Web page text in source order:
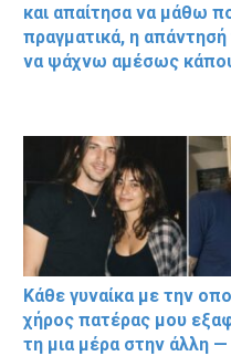
και απαίτησα να μάθω
πραγματικά, η
να ψάχνω αμέσως
Κάθε γυναίκα με την
χήρος πατέρας μου
τη μια μέρα στην άλλη